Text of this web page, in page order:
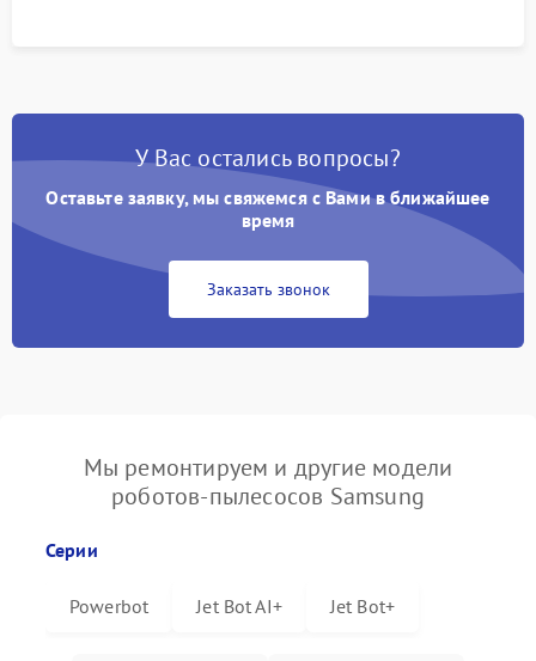
У Вас остались вопросы?
Оставьте заявку, мы свяжемся с Вами в ближайшее
время
Заказать звонок
Мы ремонтируем и другие модели
роботов-пылесосов Samsung
Серии
Powerbot Jet Bot AI+ Jet Bot+